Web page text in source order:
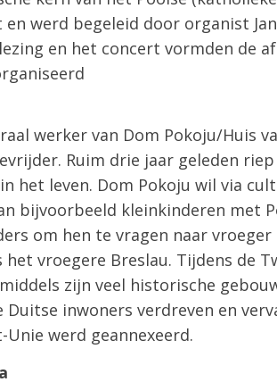
en werd begeleid door organist
en het concert vormden de
werker van Dom Pokoju/Huis
Ruim drie jaar geleden
het leven. Dom Pokoju wil via
bijvoorbeeld kleinkinderen met
om hen te vragen naar vroeger
het vroegere Breslau. Tijdens de
zijn veel historische
inwoners verdreven en
werd geannexeerd.